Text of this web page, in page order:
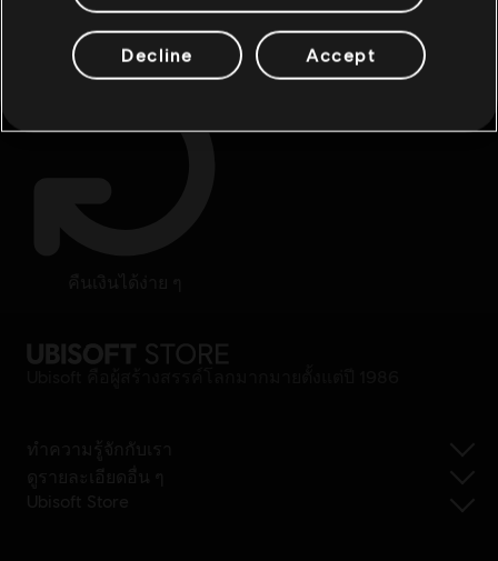
สิทธิประโยชน์พิเศษ รางวัล
Decline Accept